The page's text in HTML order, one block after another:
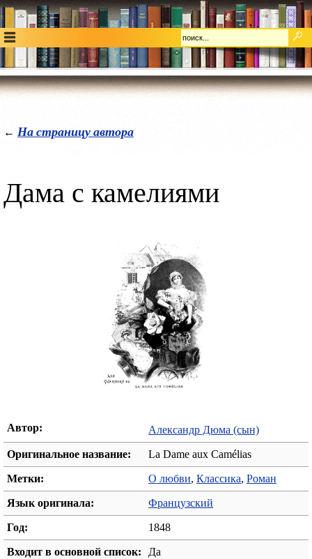
← На страницу автора
Дама с камелиями
Автор: Александр Дюма (сын)
Оригинальное название: La Dame aux Camélias
Метки: О любви, Классика, Роман
Язык оригинала: Французский
Год: 1848
Входит в основной список: Да